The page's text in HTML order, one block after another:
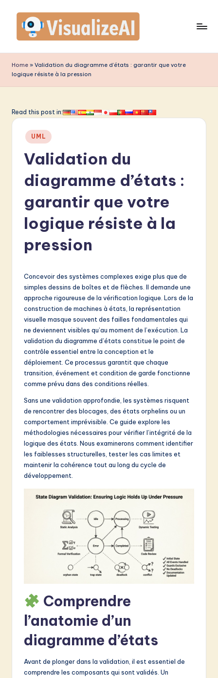
content
is
u
li
A
L
in
A
&
S
Home » Validation du diagramme d’états : garantir que votre
logique résiste à la pression
Read this post in:
Posted
in
UML
Validation du
diagramme d’états :
garantir que votre
logique résiste à la
pression
Concevoir des systèmes complexes exige plus que de
simples dessins de boîtes et de flèches. Il demande une
approche rigoureuse de la vérification logique. Lors de la
construction de machines à états, la représentation
visuelle masque souvent des failles fondamentales qui
ne deviennent visibles qu’au moment de l’exécution. La
validation du diagramme d’états constitue le point de
contrôle essentiel entre la conception et le
déploiement. Ce processus garantit que chaque
transition, événement et condition de garde fonctionne
comme prévu dans des conditions réelles.
Sans une validation approfondie, les systèmes risquent
de rencontrer des blocages, des états orphelins ou un
comportement imprévisible. Ce guide explore les
méthodologies nécessaires pour vérifier l’intégrité de la
logique des états. Nous examinerons comment identifier
les faiblesses structurelles, tester les cas limites et
maintenir la cohérence tout au long du cycle de
développement.
Comprendre
l’anatomie d’un
diagramme d’états
Avant de plonger dans la validation, il est essentiel de
comprendre les composants qui sont validés. Un